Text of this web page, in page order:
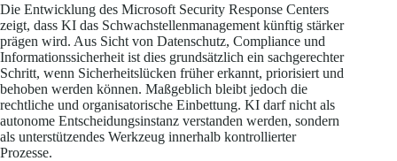
Die Entwicklung des Microsoft Security Response Centers
zeigt, dass KI das Schwachstellenmanagement künftig stärker
prägen wird. Aus Sicht von Datenschutz, Compliance und
Informationssicherheit ist dies grundsätzlich ein sachgerechter
Schritt, wenn Sicherheitslücken früher erkannt, priorisiert und
behoben werden können. Maßgeblich bleibt jedoch die
rechtliche und organisatorische Einbettung. KI darf nicht als
autonome Entscheidungsinstanz verstanden werden, sondern
als unterstützendes Werkzeug innerhalb kontrollierter
Prozesse.